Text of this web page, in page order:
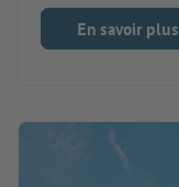
En savoir plus